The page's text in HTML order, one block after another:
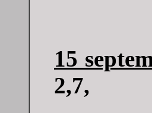
15
2,7,